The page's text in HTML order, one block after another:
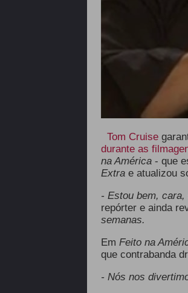
Tom Cruise
durante as
na América - que
Extrae atualizou
- Estou bem, cara,
repórter e ainda
semanas.
Em Feito na
que contrabanda
- Nós nos